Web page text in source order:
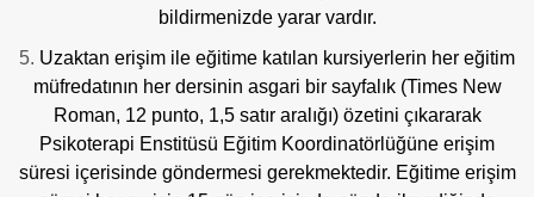
bildirmenizde yarar vardır.
Uzaktan erişim ile eğitime katılan kursiyerlerin her eğitim
müfredatının her dersinin asgari bir sayfalık (Times New
Roman, 12 punto, 1,5 satır aralığı) özetini çıkararak
Psikoterapi Enstitüsü Eğitim Koordinatörlüğüne erişim
süresi içerisinde göndermesi gerekmektedir. Eğitime erişim